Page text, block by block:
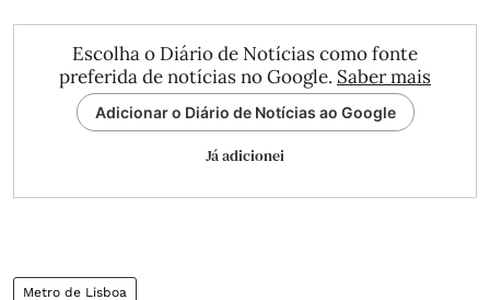
Escolha o Diário de Notícias como fonte
preferida de notícias no Google. Saber mais
Adicionar o Diário de Notícias ao Google
Já adicionei
Metro de Lisboa